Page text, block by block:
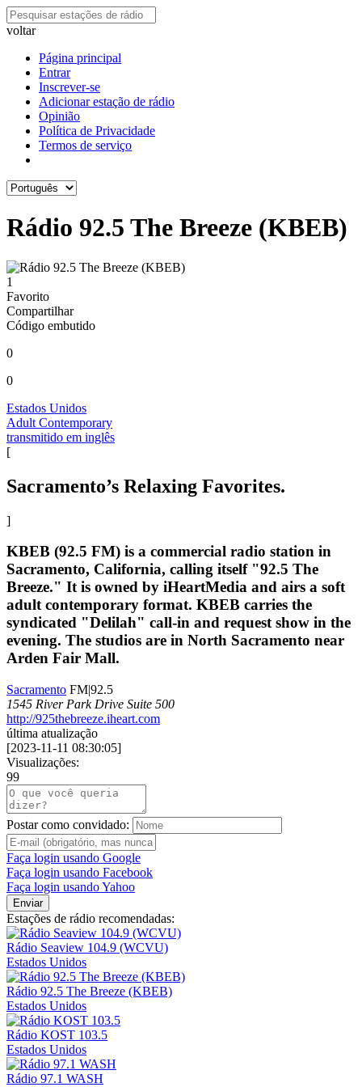
voltar
Página principal
Entrar
Inscrever-se
Adicionar estação de rádio
Opinião
Política de Privacidade
Termos de serviço
Rádio 92.5 The Breeze (KBEB)
1
Favorito
Compartilhar
Código embutido
0
0
Estados Unidos
Adult Contemporary
transmitido em inglês
[
Sacramento’s Relaxing Favorites.
]
KBEB (92.5 FM) is a commercial radio station in
Sacramento, California, calling itself "92.5 The
Breeze." It is owned by iHeartMedia and airs a soft
adult contemporary format. KBEB carries the
syndicated "Delilah" call-in and request show in the
evening. The studios are in North Sacramento near
Arden Fair Mall.
Sacramento FM|92.5
1545 River Park Drive Suite 500
http://925thebreeze.iheart.com
última atualização
[2023-11-11 08:30:05]
Visualizações:
99
Postar como convidado:
Faça login usando Google
Faça login usando Facebook
Faça login usando Yahoo
Enviar
Estações de rádio recomendadas:
Rádio Seaview 104.9 (WCVU)
Estados Unidos
Rádio 92.5 The Breeze (KBEB)
Estados Unidos
Rádio KOST 103.5
Estados Unidos
Rádio 97.1 WASH